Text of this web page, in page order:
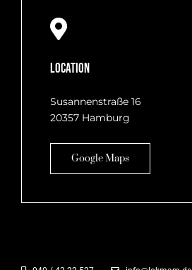
Location
Susannenstraße 16
20357 Hamburg
Google Maps